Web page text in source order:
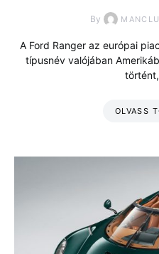
By
A Ford Ranger az európai
típusnév valójában
OLVASS